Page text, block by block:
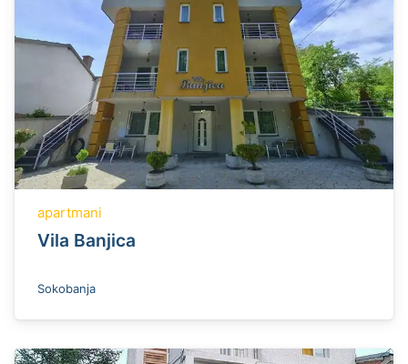
apartmani
Vila Banjica
Sokobanja